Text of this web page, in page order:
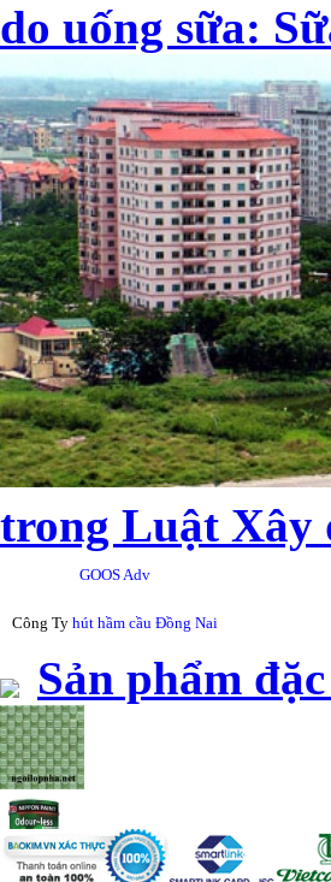
do uống sữa:
trong Luật Xây
GOOS Adv
Công Ty hút hầm cầu Đồng Nai
Sản phẩm